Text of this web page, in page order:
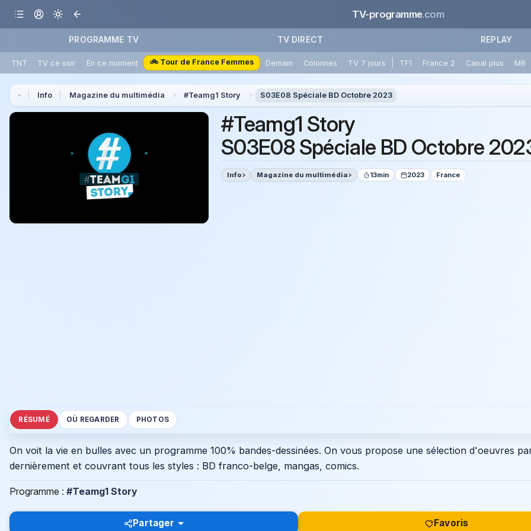
TV-programme.com
PROGRAMME TV TV DIRECT REPLAY
TNT TV ce soir En ce moment 🚲 Tour de France Femmes Demain Colonnes TV 7 jours TF1 France 2 Canal plus M6
Info Magazine du multimédia #Teamg1 Story S03E08 Spéciale BD Octobre 2023
#Teamg1 Story
S03E08 Spéciale BD Octobre
Info Magazine du multimédia 13min 2023 France
RÉSUMÉ OÙ REGARDER PHOTOS
On voit la vie en bulles avec un programme 100% bandes-dessinées. On vous propose une sélection d'oeuvres
dernièrement et couvrant tous les styles : BD franco-belge, mangas, comics.
Programme : #Teamg1 Story
Partager Favoris